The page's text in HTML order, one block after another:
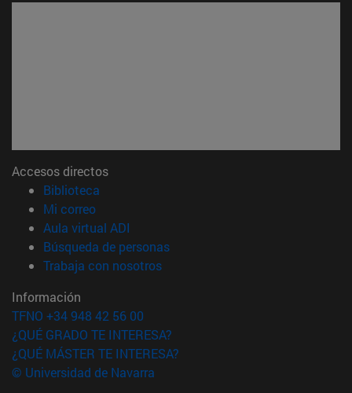
Accesos directos
Biblioteca
Mi correo(abre en nueva ventana)
Aula virtual ADI
Búsqueda de personas(abre en nueva ventana)
Trabaja con nosotros(abre en nueva ventana)
Información
TFNO +34 948 42 56 00
¿QUÉ GRADO TE INTERESA?
¿QUÉ MÁSTER TE INTERESA?
© Universidad de Navarra